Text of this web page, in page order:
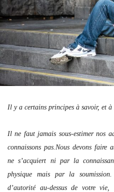
Il y a certains principes à savoir, et
Il ne faut jamais sous-estimer nos
connaissons pas. Nous devons faire
ne s’acquiert ni par la
physique mais par la
d’autorité au-dessus de votre